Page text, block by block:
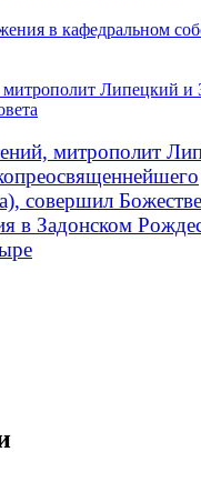
в кафедральном
Липецкий и
митрополит
совершил
в Задонском